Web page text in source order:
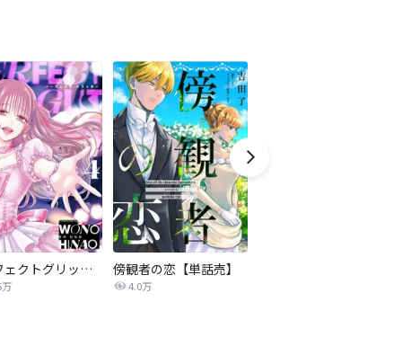
パーフェクトグリッター 傍観者の恋【単話売】
4.0万